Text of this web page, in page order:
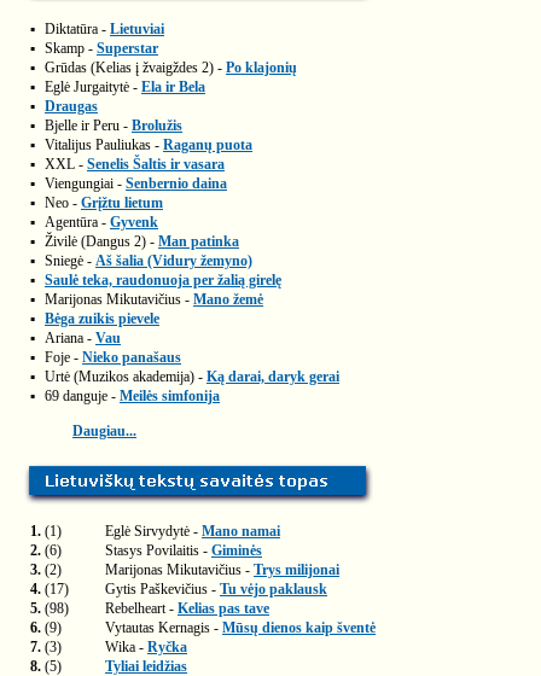
▪ Diktatūra - Lietuviai
▪ Skamp - Superstar
▪ Grūdas (Kelias į žvaigždes 2) - Po klajonių
▪ Eglė Jurgaitytė - Ela ir Bela
▪ Draugas
▪ Bjelle ir Peru - Brolužis
▪ Vitalijus Pauliukas - Raganų puota
▪ XXL - Senelis Šaltis ir vasara
▪ Viengungiai - Senbernio daina
▪ Neo - Grįžtu lietum
▪ Agentūra - Gyvenk
▪ Živilė (Dangus 2) - Man patinka
▪ Sniegė - Aš šalia (Vidury žemyno)
▪ Saulė teka, raudonuoja per žalią girelę
▪ Marijonas Mikutavičius - Mano žemė
▪ Bėga zuikis pievele
▪ Ariana - Vau
▪ Foje - Nieko panašaus
▪ Urtė (Muzikos akademija) - Ką darai, daryk gerai
▪ 69 danguje - Meilės simfonija
Daugiau...
1. (1) Eglė Sirvydytė - Mano namai
2. (6) Stasys Povilaitis - Giminės
3. (2) Marijonas Mikutavičius - Trys milijonai
4. (17) Gytis Paškevičius - Tu vėjo paklausk
5. (98) Rebelheart - Kelias pas tave
6. (9) Vytautas Kernagis - Mūsų dienos kaip šventė
7. (3) Wika - Ryčka
8. (5)
Tyliai leidžias